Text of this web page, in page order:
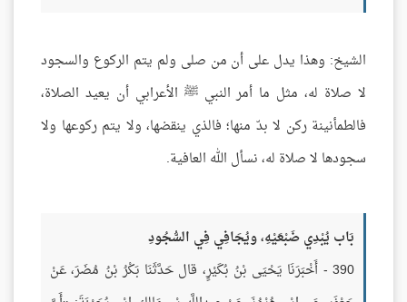
الشيخ: وهذا يدل على أن من صلى ولم يتم الركوع والسجود
لا صلاة له، مثل ما أمر النبي ﷺ الأعرابي أن يعيد الصلاة،
فالطمأنينة ركن لا بدّ منها؛ فالذي ينقضها، ولا يتم ركوعها ولا
سجودها لا صلاة له، نسأل الله العافية.
بَاب يُبْدِي ضَبْعَيْهِ، ويُجَافِي فِي السُّجُودِ
390 - أَخْبَرَنَا يَحْيَى بْنُ بُكَيْرٍ، قال حَدَّثَنَا بَكْرُ بْنُ مُضَرَ، عَنْ